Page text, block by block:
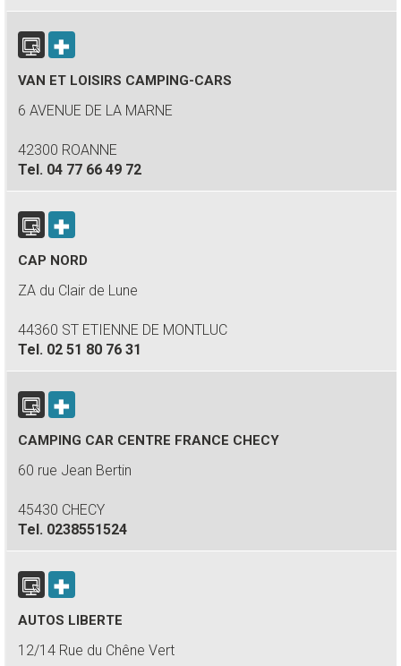
VAN ET LOISIRS CAMPING-CARS
6 AVENUE DE LA MARNE
42300 ROANNE
Tel. 04 77 66 49 72
CAP NORD
ZA du Clair de Lune
44360 ST ETIENNE DE MONTLUC
Tel. 02 51 80 76 31
CAMPING CAR CENTRE FRANCE CHECY
60 rue Jean Bertin
45430 CHECY
Tel. 0238551524
AUTOS LIBERTE
12/14 Rue du Chêne Vert